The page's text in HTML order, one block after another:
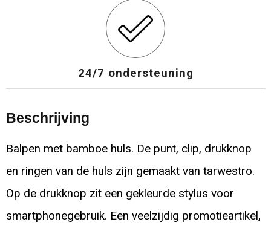
24/7 ondersteuning
Beschrijving
Balpen met bamboe huls. De punt, clip, drukknop
en ringen van de huls zijn gemaakt van tarwestro.
Op de drukknop zit een gekleurde stylus voor
smartphonegebruik. Een veelzijdig promotieartikel,